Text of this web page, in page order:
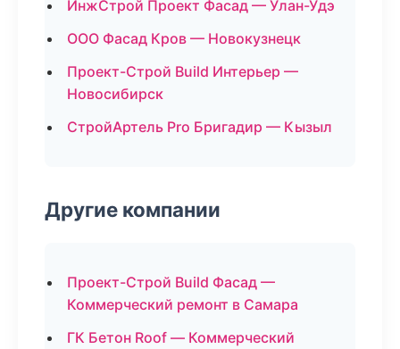
ИнжСтрой Проект Фасад — Улан-Удэ
ООО Фасад Кров — Новокузнецк
Проект-Строй Build Интерьер —
Новосибирск
СтройАртель Pro Бригадир — Кызыл
Другие компании
Проект-Строй Build Фасад —
Коммерческий ремонт в Самара
ГК Бетон Roof — Коммерческий